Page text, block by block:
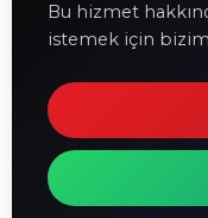
Bu hizmet
istemek için